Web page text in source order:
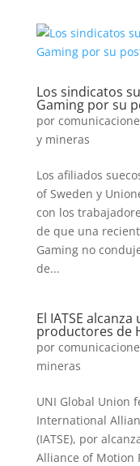
Los sindicatos
Gaming por su
por
y mineras
Los afiliados
of Sweden y
con los
de que una
Gaming no
de...
El IATSE
productores de
por
mineras
UNI Global Union
International
(IATSE), por
Alliance of Motion